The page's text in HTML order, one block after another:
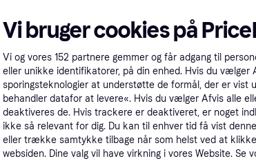
Specifikationer
Vi bruger cookies på
Vi og vores 152 partnere gemmer og får adgang til
eller unikke identifikatorer, på din enhed. Hvis du vælger
sporingsteknologier at understøtte de formål, der er vist
behandler datafor at levere«. Hvis du vælger Afvis alle
deaktiveres de. Hvis trackere er deaktiveret, er noget
ikke så relevant for dig. Du kan til enhver tid få vist
eller trække samtykke tilbage når som helst ved at
websiden. Dine valg vil have virkning i vores Website.